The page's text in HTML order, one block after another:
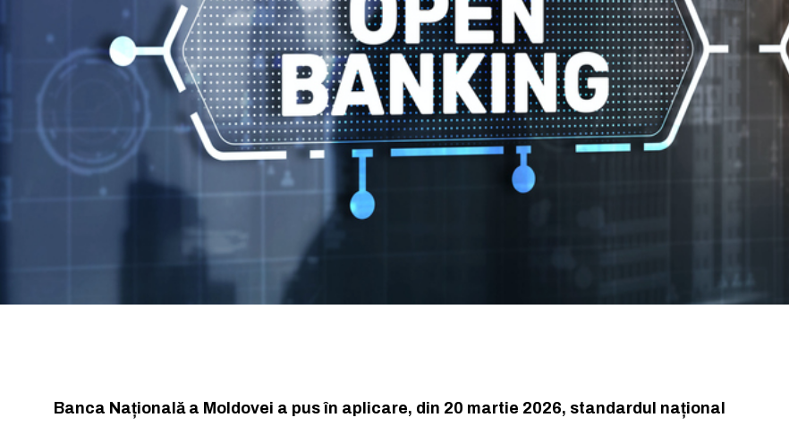
Banca Națională a Moldovei a pus în aplicare, din 20 martie 2026, standardul național